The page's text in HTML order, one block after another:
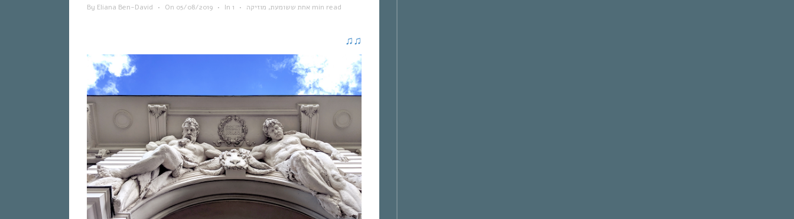
By Eliana Ben-David • On 05/08/2019 • In אחת ששומעת, מוזיקה • 1 min read
♫
♫